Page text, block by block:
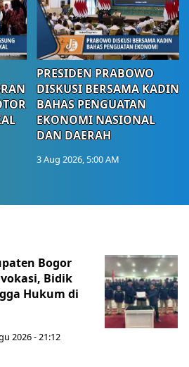
PRESIDEN PRABOWO
DISKUSI BERSAMA KADIN
BAHAS PENGUATAN
EKONOMI NASIONAL
DAN DAERAH
3 Aug 2026, 5:00 AM
Bogor
Bidik
Hukum di
2026 - 21:12